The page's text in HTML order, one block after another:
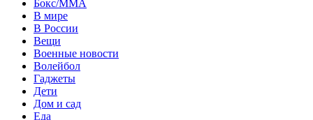
Бокс/MMA
В мире
В России
Вещи
Военные новости
Волейбол
Гаджеты
Дети
Дом и сад
Еда